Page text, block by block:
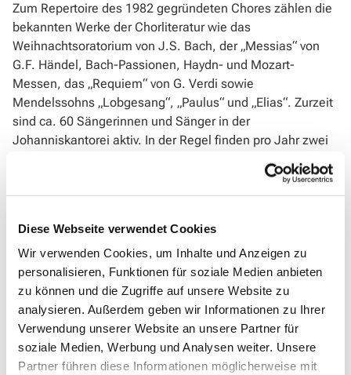
Diese Webseite verwendet Cookies
Wir verwenden Cookies, um Inhalte und Anzeigen zu
personalisieren, Funktionen für soziale Medien anbieten
zu können und die Zugriffe auf unsere Website zu
analysieren. Außerdem geben wir Informationen zu Ihrer
Verwendung unserer Website an unsere Partner für
soziale Medien, Werbung und Analysen weiter. Unsere
Partner führen diese Informationen möglicherweise mit
Zum Repertoire des 1982 gegründeten Chores zählen die
bekannten Werke der Chorliteratur wie das
Weihnachtsoratorium von J.S. Bach, der „Messias“ von
G.F. Händel, Bach-Passionen, Haydn- und Mozart-
Messen, das „Requiem“ von G. Verdi sowie
Mendelssohns „Lobgesang“, „Paulus“ und „Elias“. Zurzeit
sind ca. 60 Sängerinnen und Sänger in der
Johanniskantorei aktiv. In der Regel finden pro Jahr zwei
Chor- und Orchesterkonzerte statt, ferner singt die
evangelischen Kirchengemeinde Dillenburg. Das
anderem durch Werke von Saint-Saëns („Oratorio de
Noël“), Palmeri („Misa a Buenos Aires“) und Fauré
(„Requiem“).
Seit 2014 leitet>Petra Denker die Johanniskantorei. Sie
studierte Kirchenmusik an der Hochschule für
Kirchenmusik in Herford/Westfalen (Abschluss: A-
Examen). Weitere künstlerische Impulse erhielt sie durch